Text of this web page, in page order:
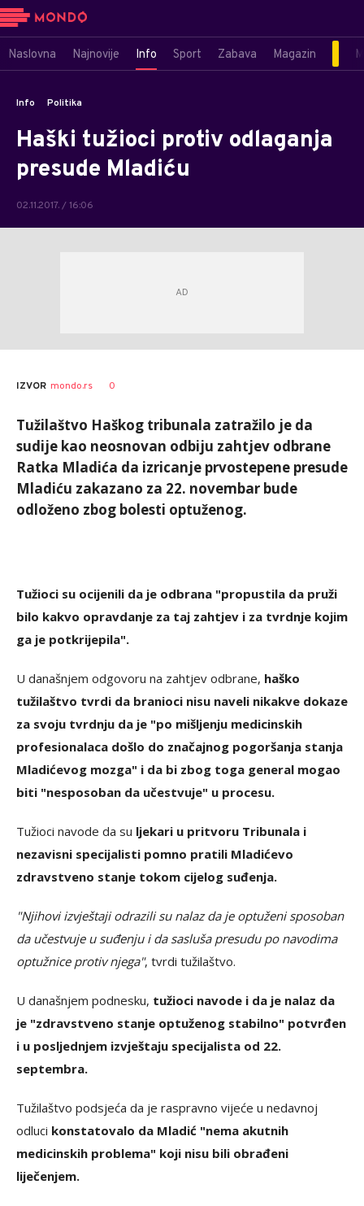
Naslovna Najnovije Info Sport Zabava Magazin
Info Politika
Haški tužioci protiv odlaganja
presude Mladiću
02.11.2017. / 16:06
IZVOR mondo.rs 0
Tužilaštvo Haškog tribunala zatražilo je da
sudije kao neosnovan odbiju zahtjev odbrane
Ratka Mladića da izricanje prvostepene presude
Mladiću zakazano za 22. novembar bude
odloženo zbog bolesti optuženog.
Tužioci su ocijenili da je odbrana "propustila da pruži
bilo kakvo opravdanje za taj zahtjev i za tvrdnje kojim
ga je potkrijepila".
U današnjem odgovoru na zahtjev odbrane, haško
tužilaštvo tvrdi da branioci nisu naveli nikakve dokaze
za svoju tvrdnju da je "po mišljenju medicinskih
profesionalaca došlo do značajnog pogoršanja stanja
Mladićevog mozga" i da bi zbog toga general mogao
biti "nesposoban da učestvuje" u procesu.
Tužioci navode da su ljekari u pritvoru Tribunala i
nezavisni specijalisti pomno pratili Mladićevo
zdravstveno stanje tokom cijelog suđenja.
"Njihovi izvještaji odrazili su nalaz da je optuženi sposoban
da učestvuje u suđenju i da sasluša presudu po navodima
optužnice protiv njega", tvrdi tužilaštvo.
U današnjem podnesku, tužioci navode i da je nalaz da
je "zdravstveno stanje optuženog stabilno" potvrđen
i u posljednjem izvještaju specijalista od 22.
septembra.
Tužilaštvo podsjeća da je raspravno vijeće u nedavnoj
odluci konstatovalo da Mladić "nema akutnih
medicinskih problema" koji nisu bili obrađeni
liječenjem.